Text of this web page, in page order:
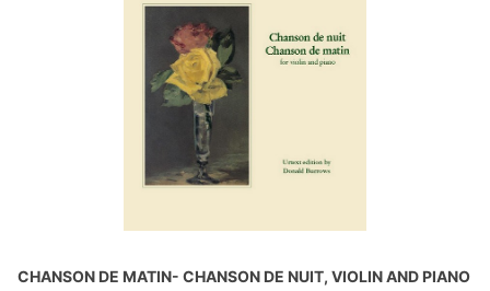
CHANSON DE MATIN- CHANSON DE NUIT, VIOLIN AND PIANO